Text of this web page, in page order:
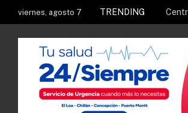
viernes, agosto 7 TRENDING